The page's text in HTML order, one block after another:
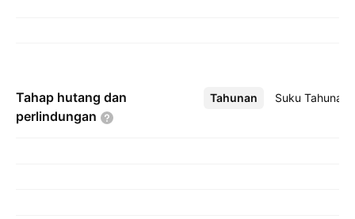
Tahap hutang dan
perlindungan
Tahunan Suku Tahunan
Lebih